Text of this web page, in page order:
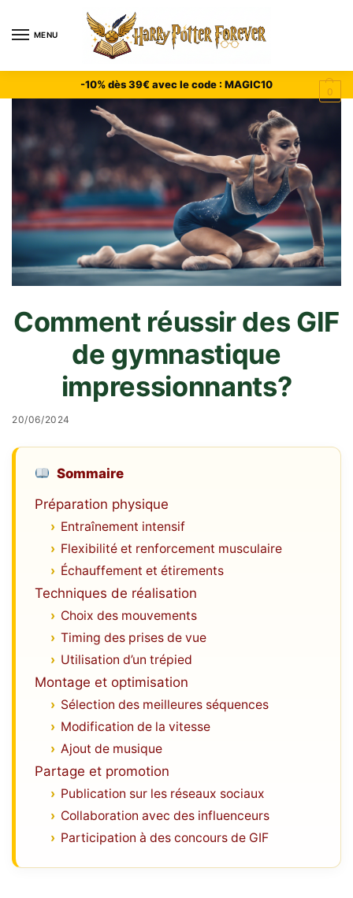
MENU
0
-10% dès 39€ avec le code : MAGIC10
Comment réussir des GIF
de gymnastique
impressionnants?
20/06/2024
Sommaire
Préparation physique
Entraînement intensif
Flexibilité et renforcement musculaire
Échauffement et étirements
Techniques de réalisation
Choix des mouvements
Timing des prises de vue
Utilisation d’un trépied
Montage et optimisation
Sélection des meilleures séquences
Modification de la vitesse
Ajout de musique
Partage et promotion
Publication sur les réseaux sociaux
Collaboration avec des influenceurs
Participation à des concours de GIF